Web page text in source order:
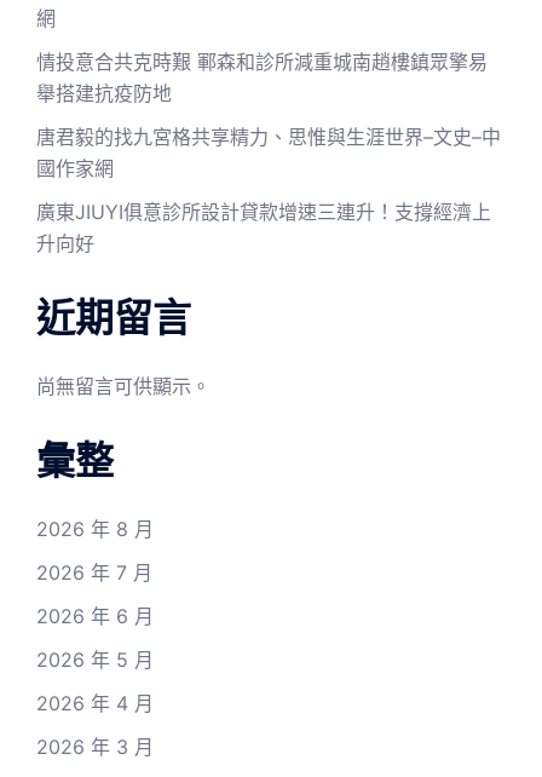
網
情投意合共克時艱 鄆森和診所減重城南趙樓鎮眾擎易
舉搭建抗疫防地
唐君毅的找九宮格共享精力、思惟與生涯世界–文史–中
國作家網
廣東JIUYI俱意診所設計貸款增速三連升！支撐經濟上
升向好
近期留言
尚無留言可供顯示。
彙整
2026 年 8 月
2026 年 7 月
2026 年 6 月
2026 年 5 月
2026 年 4 月
2026 年 3 月